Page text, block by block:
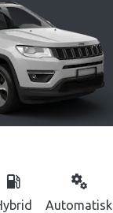
local_gas_station miscellaneous_services
Automatisk